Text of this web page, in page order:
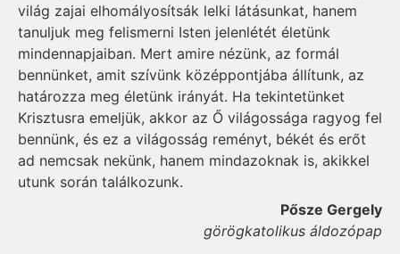
világ zajai elhomályosítsák lelki látásunkat, hanem
tanuljuk meg felismerni Isten jelenlétét életünk
mindennapjaiban. Mert amire nézünk, az formál
bennünket, amit szívünk középpontjába állítunk, az
határozza meg életünk irányát. Ha tekintetünket
Krisztusra emeljük, akkor az Ő világossága ragyog fel
bennünk, és ez a világosság reményt, békét és erőt
ad nemcsak nekünk, hanem mindazoknak is, akikkel
utunk során találkozunk.
Pősze Gergely
görögkatolikus áldozópap